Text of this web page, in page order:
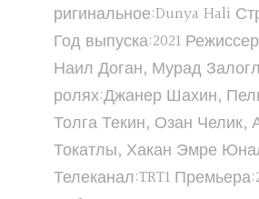
ригинальное:Dunya Hali
Год выпуска:2021
Наил Доган, Мурад
ролях:Джанер Шахин,
Толга Текин, Озан Челик,
Токатлы, Хакан Эмре
Телеканал:TRT1